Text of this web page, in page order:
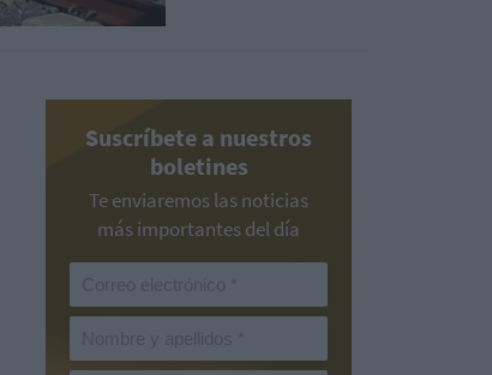
Suscríbete a nuestros
boletines
Te enviaremos las noticias
más importantes del día